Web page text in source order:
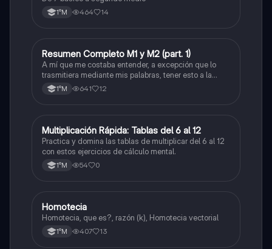
1°M 464 14
Matemáticas
Resumen Completo M1 y M2 (part. 1)
A mí que me costaba entender, a excepción que lo
trasmitiera mediante mis palabras, tener esto a la
mano me sirvió caleta, ojalá también les pueda servir
a otros
1°M 641 12
MMatemáticas
Multiplicación Rápida: Tablas del 6 al 12
Practica y domina las tablas de multiplicar del 6 al 12
con estos ejercicios de cálculo mental.
1°M 54 0
Matemáticas
Homotecia
Homotecia, que es?, razón (k), Homotecia vectorial
1°M 407 13